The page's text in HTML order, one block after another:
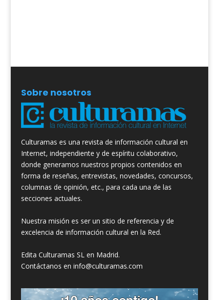
Sobre nosotros
Culturamas es una revista de información cultural en
Internet, independiente y de espíritu colaborativo,
donde generamos nuestros propios contenidos en
forma de reseñas, entrevistas, novedades, concursos,
columnas de opinión, etc., para cada una de las
secciones actuales.
Nuestra misión es ser un sitio de referencia y de
excelencia de información cultural en la Red.
Edita Culturamas SL en Madrid.
Contáctanos en info@culturamas.com